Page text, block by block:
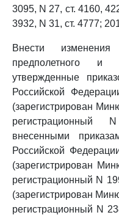
3095, N 27, ст. 4160,
3932, N 31, ст. 4777;
Внести
предполетного и
утвержденные
Российской
(зарегистрирован
внесенными
Российской
(зарегистрирован
регистрационный N
(зарегистрирован
регистрационный N